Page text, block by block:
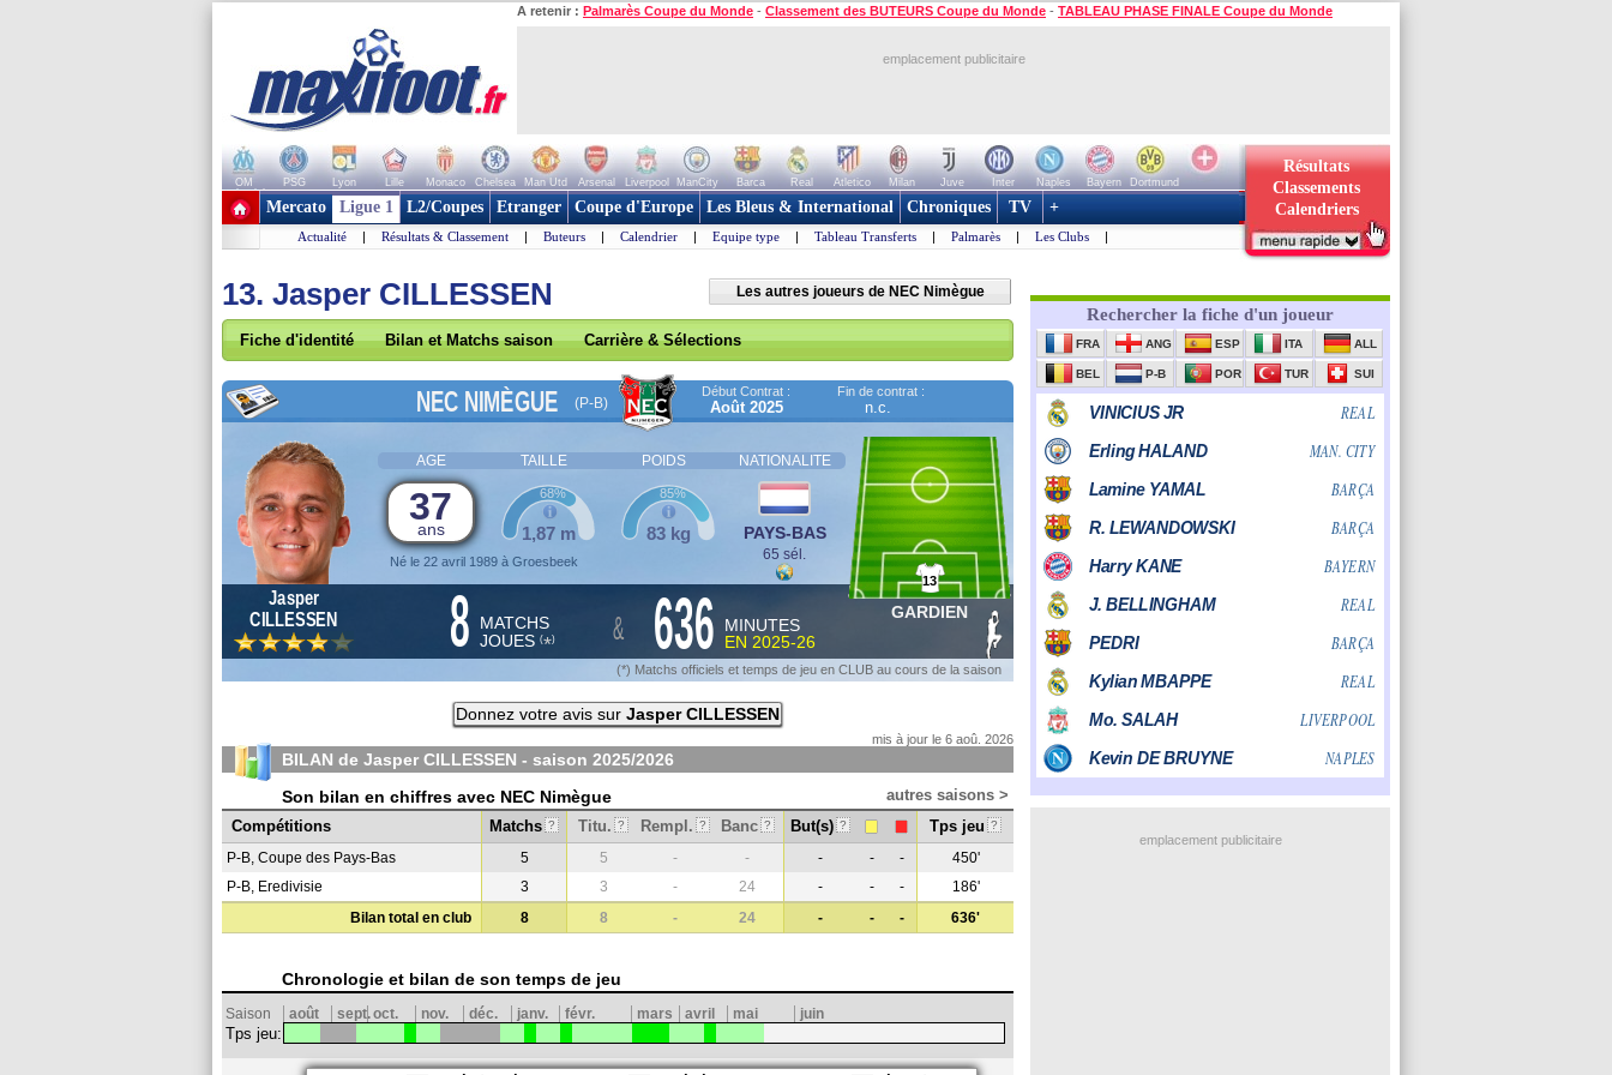
A retenir : Palmarès Coupe du Monde - Classement des BUTEURS Coupe du Monde - TABLEAU PHASE FINALE Coupe du Monde
emplacement publicitaire
OM PSG Lyon Lille Monaco Chelsea Man Utd Arsenal Liverpool ManCity Barca Real Atletico Milan Juve Inter Naples Bayern
Dortmund
+ de clubs
Résultats
Classements
Calendriers
Mercato Ligue 1 L2/Coupes Etranger Coupe d'Europe Les Bleus & International Chroniques TV +
Actualité | Résultats & Classement | Buteurs | Calendrier | Equipe type | Tableau Transferts | Palmarès | Les Clubs |
13. Jasper CILLESSEN Les autres joueurs de NEC Nimègue
Fiche d'identité Bilan et Matchs saison Carrière & Sélections
NEC NIMÈGUE (P-B)
Début Contrat :
Août 2025
Fin de contrat :
n.c.
AGE TAILLE POIDS NATIONALITE
37
ans
Né le 22 avril 1989 à Groesbeek
1,87 m
68%
83 kg
85%
PAYS-BAS
65 sél.
13
Jasper
CILLESSEN
8 MATCHS
JOUES (*) & 636
MINUTES
EN 2025-26
GARDIEN
(*) Matchs officiels et temps de jeu en CLUB au cours de la saison
Donnez votre avis sur Jasper CILLESSEN
mis à jour le 6 aoû. 2026
BILAN de Jasper CILLESSEN - saison 2025/2026
Son bilan en chiffres avec NEC Nimègue
autres saisons >
Compétitions
Matchs ? Titu. ? Rempl. ? Banc ? But(s) ? Tps jeu ?
P-B, Coupe des Pays-Bas 5 5 - - - - -
450'
P-B, Eredivisie
3 3 - 24 - - -
186'
Bilan total en club
8 8 - 24 - - - 636'
Chronologie et bilan de son temps de jeu
Saison août sept.oct. nov. déc. janv. févr. mars avril mai juin
Tps jeu:
emplacement publicitaire